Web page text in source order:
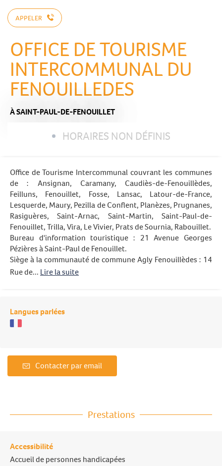
APPELER
OFFICE DE TOURISME
INTERCOMMUNAL DU
FENOUILLEDES
À SAINT-PAUL-DE-FENOUILLET
HORAIRES NON DÉFINIS
Office de Tourisme Intercommunal couvrant les communes
de : Ansignan, Caramany, Caudiès-de-Fenouillèdes,
Feilluns, Fenouillet, Fosse, Lansac, Latour-de-France,
Lesquerde, Maury, Pezilla de Conflent, Planèzes, Prugnanes,
Rasiguères, Saint-Arnac, Saint-Martin, Saint-Paul-de-
Fenouillet, Trilla, Vira, Le Vivier, Prats de Sournia, Rabouillet.
Bureau d'information touristique : 21 Avenue Georges
Pézières à Saint-Paul de Fenouillet.
Siège à la communauté de commune Agly Fenouillèdes : 14
Rue de... Lire la suite
Langues parlées
Contacter par email
Prestations
Accessibilité
Accueil de personnes handicapées